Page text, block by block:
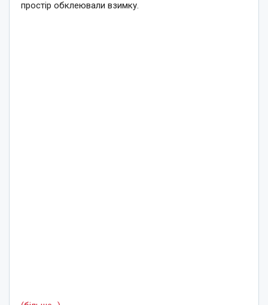
простір обклеювали взимку.